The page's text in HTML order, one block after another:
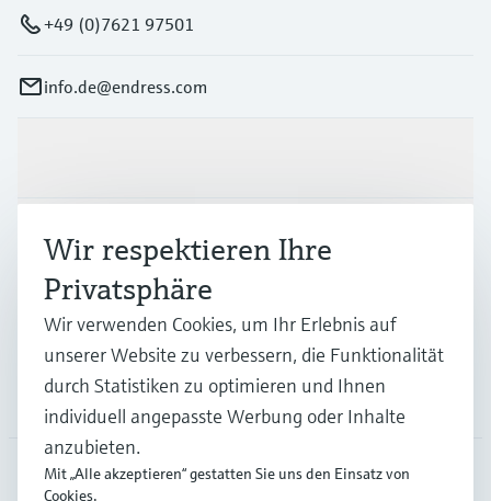
+49 (0)7621 97501
info.de@endress.com
Branchen
Support
Unternehmen
Wir respektieren Ihre
Privatsphäre
Wir verwenden Cookies, um Ihr Erlebnis auf
unserer Website zu verbessern, die Funktionalität
durch Statistiken zu optimieren und Ihnen
individuell angepasste Werbung oder Inhalte
anzubieten.
Mit „Alle akzeptieren“ gestatten Sie uns den Einsatz von
Cookies.